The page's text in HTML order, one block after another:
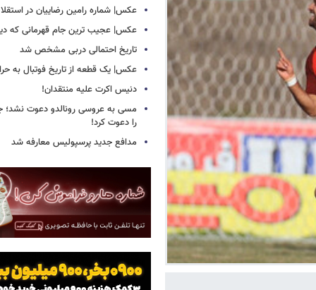
عکس| شماره رامین رضاییان در
عکس| عجیب ترین جام قهرمانی که
تاریخ احتمالی دربی مشخص شد
عکس| یک قطعه از تاریخ فوتبال به
دنیس اکرت علیه منتقدان!
مسی به عروسی رونالدو دعوت نشد؛
را دعوت کرد!
مدافع جدید پرسپولیس معارفه شد